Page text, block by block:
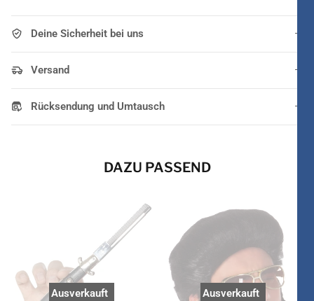
Deine Sicherheit bei uns
Versand
Rücksendung und Umtausch
DAZU PASSEND
Ausverkauft Ausverkauft